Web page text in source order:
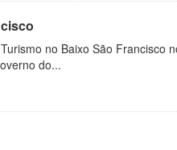
no Baixo São Francisco
do...